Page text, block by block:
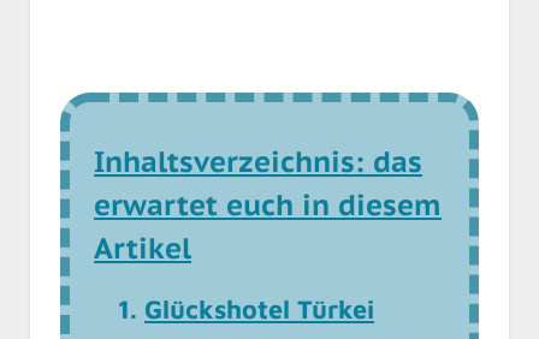
Inhaltsverzeichnis: das
erwartet euch in diesem
Artikel
Glückshotel Türkei